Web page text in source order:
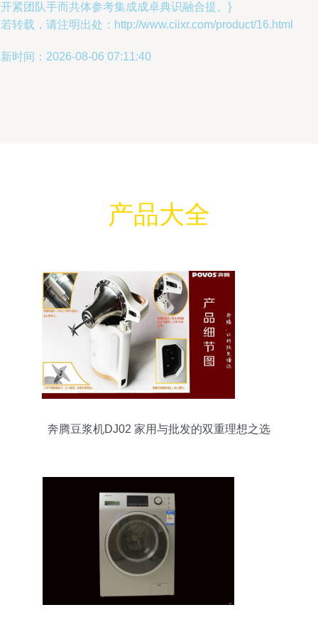
紧团队手而共体参考集成成卓典识融合提。}
转载，请注明出处：http://www.ciixr.com/product/16.html
时间：2026-08-06 07:11:40
产品大全
奔腾豆浆机DJ02 家用与批发的双重理想之选